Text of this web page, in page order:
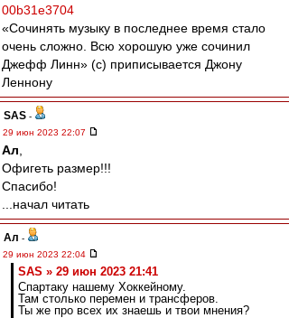
00b31e3704
«Сочинять музыку в последнее время стало
очень сложно. Всю хорошую уже сочинил
Джефф Линн» (с) приписывается Джону
Леннону
SAS -
29 июн 2023 22:07
Ал
Офигеть размер!!!
Спасибо!
...начал читать
Ал -
29 июн 2023 22:04
SAS » 29 июн 2023 21:41
Спартаку нашему Хоккейному.
Там столько перемен и трансферов.
Ты же про всех их знаешь и твои мнения?